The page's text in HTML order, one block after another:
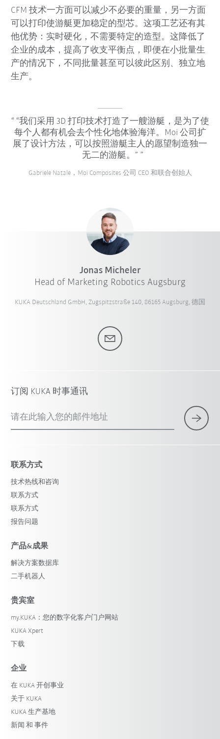
CFM 技术一方面可以减少不必要的重量，另一方面
可以打印使游艇更加稳定的型芯。这项工艺还有其
他优势：实时硬化，不需要特定的造型。这降低了
企业的成本，提高了收支平衡点，即便在小批量生
产的情况下，不同批量甚至可以彼此区别、独立地
生产。
“我们采用 3D 打印技术打造了一艘游艇，是为了使
每个人都有机会去个性化地体验海洋。Moi 公司扩
展了设计方法，可以按照游艇主人的愿望制造独一
无二的游艇。”
Gabriele Natale，Moi Composites 公司 CEO 和联合创始人
Jonas Micheler
Head of Marketing Robotics Augsburg
KUKA Deutschland GmbH, Zugspitzstraße 140, 86165 Augsburg, 德国
订阅 KUKA 时事通讯
请在此输入您的邮件地址
联系方式
技术热线和咨询
联系方式
联系方式
报告问题
产品&成果
解决方案数据库
二手机器人
贵宾室
my.KUKA：您的数字化客户门户网站
KUKA Xpert
下载
企业
在 KUKA 开创事业
关于 KUKA
KUKA 生产基地
新闻 和 事件